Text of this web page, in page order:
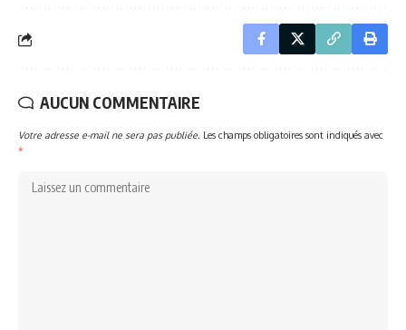
AUCUN COMMENTAIRE
Votre adresse e-mail ne sera pas publiée. Les champs obligatoires sont indiqués avec
*